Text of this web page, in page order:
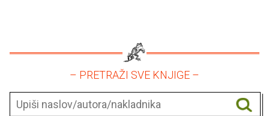
– PRETRAŽI SVE KNJIGE –